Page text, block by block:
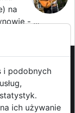
na
- ...
-Patronat
Redakcja i
i podobnych
ich używanie